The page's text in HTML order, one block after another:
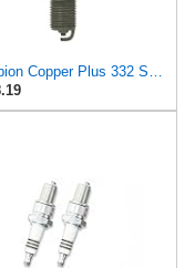
Champion Copper Plus 332 Spark Plug (Carton of 1) - RN7YC